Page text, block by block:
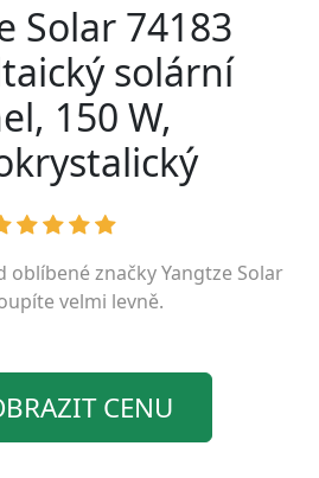
Solar 74183
solární
150 W,
oblíbené značkyYangtze Solar
velmi levně.
CENU